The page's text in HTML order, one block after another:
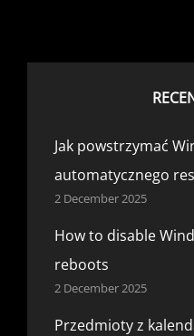
Jak powstrzymać
automatycznego
2 December 2025
How to disable
reboots
2 December 2025
Przedmioty z